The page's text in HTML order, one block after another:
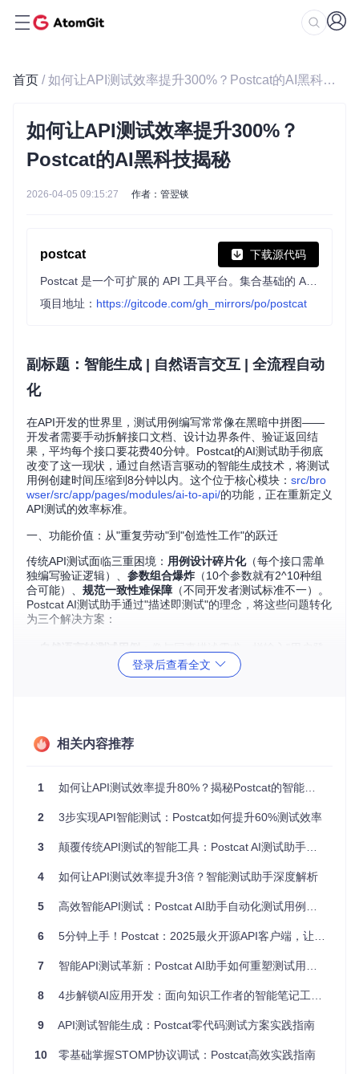
首页 / 如何让API测试效率提升300%？Postcat的AI黑科技揭秘
如何让API测试效率提升300%？
Postcat的AI黑科技揭秘
2026-04-05 09:15:27 作者：管翌锬
postcat 下载源代码
项目地址： https://gitcode.com/gh_mirrors/po/postcat
副标题：智能生成 | 自然语言交互 | 全流程自动
化
在API开发的世界里，测试用例编写常常像在黑暗中拼图——
开发者需要手动拆解接口文档、设计边界条件、验证返回结
果，平均每个接口要花费40分钟。Postcat的AI测试助手彻底
改变了这一现状，通过自然语言驱动的智能生成技术，将测试
用例创建时间压缩到8分钟以内。这个位于核心模块： src/bro
wser/src/app/pages/modules/ai-to-api/的功能，正在重新定义
API测试的效率标准。
一、功能价值：从"重复劳动"到"创造性工作"的跃迁
传统API测试面临三重困境： 用例设计碎片化（每个接口需单
独编写验证逻辑）、 参数组合爆炸 （10个参数就有2^10种组
合可能）、 规范一致性难保障 （不同开发者测试标准不一）。
Postcat AI测试助手通过"描述即测试"的理念，将这些问题转化
为三个解决方案：
录接口需要验证密码MD5加密和Token返回"，系统自动生
成包含请求头、参数校验、响应断言的完整用例
规范自动嵌入：预设RESTful、GraphQL等6种API规范模
实际效果如何？某电商平台集成后，API测试覆盖率从65%提
命。
二、技术原理：AI如何理解你的API需求？
Postcat AI测试助手的核心实现包含三个阶段，形成完整的
能测试闭环 ：
需求解析阶段 ：通过NLP技术将自然语言描述转化为结构
化API元数据（如路径、方法、参数类型），核心逻辑位于
ai-to-api.service.ts的generateAPI方法，就像把用户
的"菜谱描述"翻译成"食材采购清单"。
用例生成阶段：基于API元数据，系统调用测试用例模板
库，自动填充边界值、异常场景和验证规则。这里运用了
基于规则的推理引擎 ，类似厨师根据食材特性自动决定烹
登录后查看全文
相关内容推荐
1 如何让API测试效率提升80%？揭秘Postcat的智能测试黑科技
2 3步实现API智能测试：Postcat如何提升60%测试效率
3 颠覆传统API测试的智能工具：Postcat AI测试助手革新解析
4 如何让API测试效率提升3倍？智能测试助手深度解析
5 高效智能API测试：Postcat AI助手自动化测试用例生成指南
6 5分钟上手！Postcat：2025最火开源API客户端，让接口开发效率提升300%
7 智能API测试革新：Postcat AI助手如何重塑测试用例开发流程
8 4步解锁AI应用开发：面向知识工作者的智能笔记工具构建指南
9 API测试智能生成：Postcat零代码测试方案实践指南
10 零基础掌握STOMP协议调试：Postcat高效实践指南